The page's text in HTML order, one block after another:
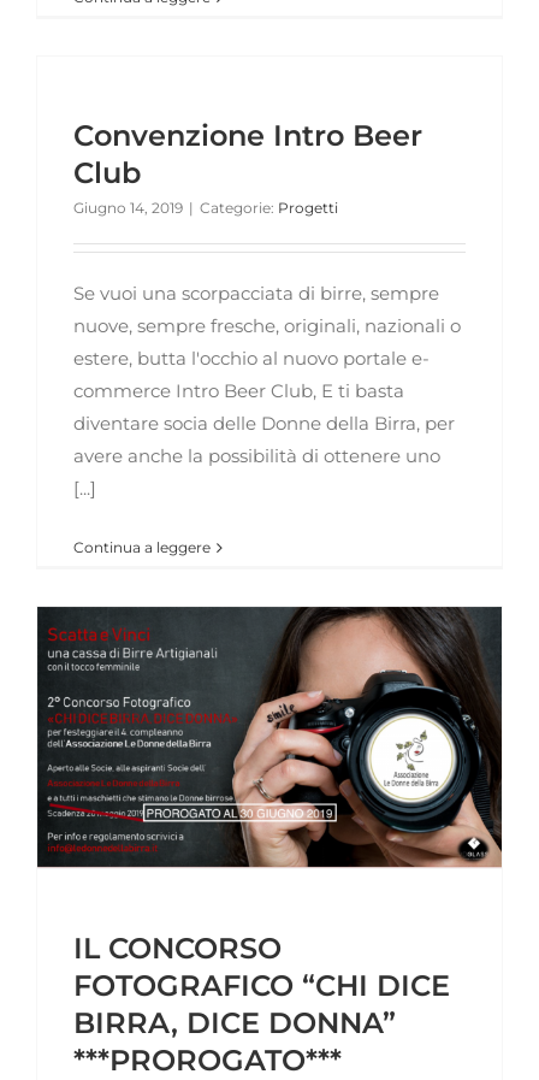
Convenzione Intro Beer
Club
Giugno 14, 2019 | Categorie: Progetti
Se vuoi una scorpacciata di birre, sempre
nuove, sempre fresche, originali, nazionali o
estere, butta l'occhio al nuovo portale e-
commerce Intro Beer Club, E ti basta
diventare socia delle Donne della Birra, per
avere anche la possibilità di ottenere uno
[...]
Continua a leggere
IL CONCORSO
FOTOGRAFICO “CHI DICE
BIRRA, DICE DONNA”
***PROROGATO***